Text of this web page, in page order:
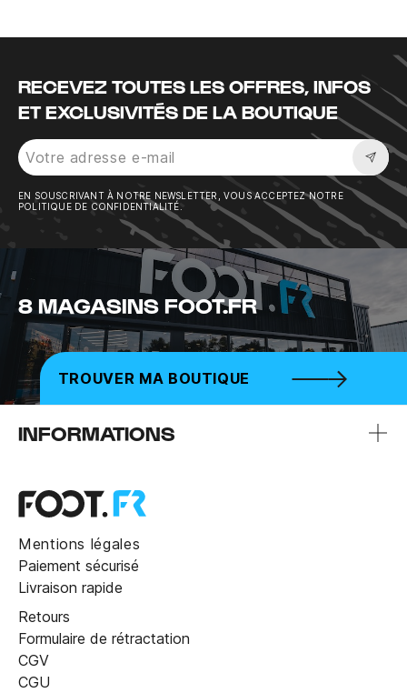
RECEVEZ TOUTES LES OFFRES, INFOS
ET EXCLUSIVITÉS DE LA BOUTIQUE
EN SOUSCRIVANT À NOTRE NEWSLETTER, VOUS ACCEPTEZ NOTRE
POLITIQUE DE CONFIDENTIALITÉ.
8 MAGASINS FOOT.FR
TROUVER MA BOUTIQUE
INFORMATIONS
Mentions légales
Paiement sécurisé
Livraison rapide
Retours
Formulaire de rétractation
CGV
CGU